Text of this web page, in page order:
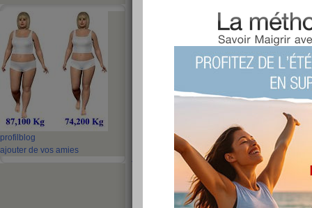
profil blog
ajouter de vos amies
> > Entre
Blog de ninou1
Entre
j'attaque ma 3eme semaines
Hierune super journée avec
soleil,aujourd'hui ciel gris